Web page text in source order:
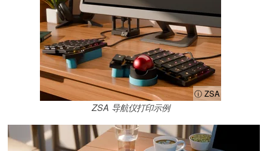
ⓘ ZSA
ZSA 导航仪打印示例